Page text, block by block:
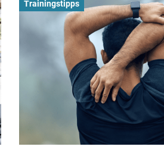
Trainingstipps